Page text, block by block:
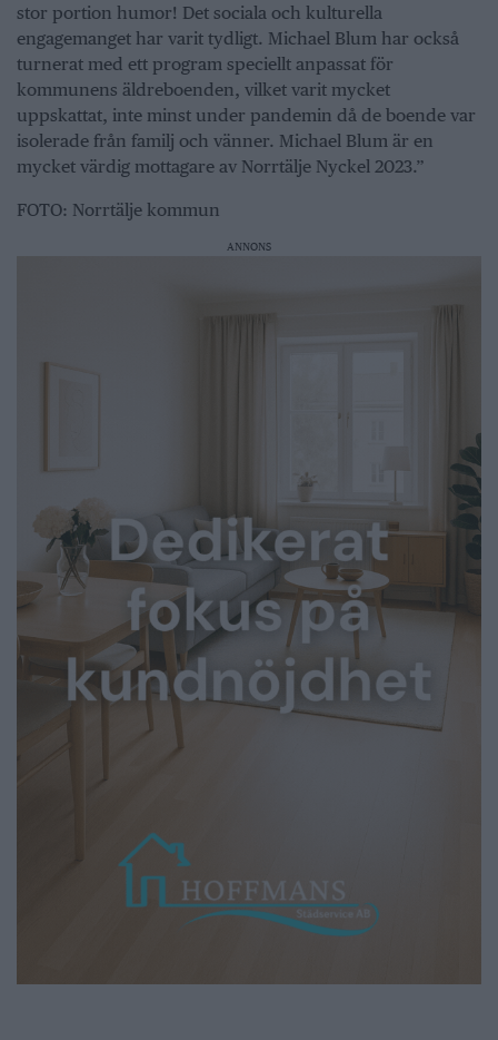
stor portion humor! Det sociala och kulturella
engagemanget har varit tydligt. Michael Blum har också
turnerat med ett program speciellt anpassat för
kommunens äldreboenden, vilket varit mycket
uppskattat, inte minst under pandemin då de boende var
isolerade från familj och vänner. Michael Blum är en
mycket värdig mottagare av Norrtälje Nyckel 2023.”
FOTO: Norrtälje kommun
ANNONS